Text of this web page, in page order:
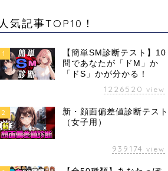
人気記事TOP10！
1
【簡単SM診断テスト】10
問であなたが「ドM」か
「ドS」かが分かる！
1226520 view
2
新・顔面偏差値診断テスト
（女子用）
939174 view